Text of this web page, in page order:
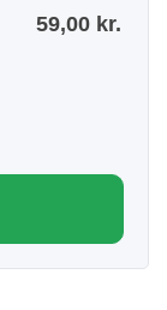
59,00 kr.